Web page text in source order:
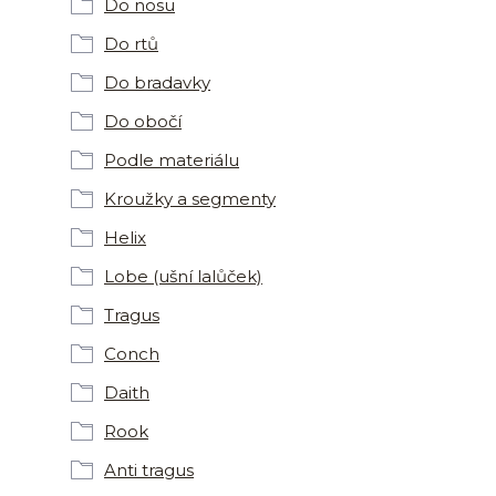
Do nosu
Do rtů
Do bradavky
Do obočí
Podle materiálu
Kroužky a segmenty
Helix
Lobe (ušní lalůček)
Tragus
Conch
Daith
Rook
Anti tragus